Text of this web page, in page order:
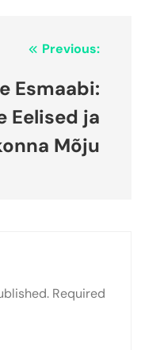
Previous:
Esmaabi:
Eelised ja
Mõju
Required